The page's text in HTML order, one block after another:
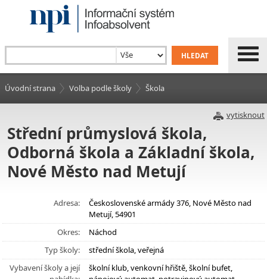
Úvodní strana Volba podle školy Škola
vytisknout
Střední průmyslová škola,
Odborná škola a Základní škola,
Nové Město nad Metují
Adresa:
Československé armády 376, Nové Město nad
Metují, 54901
Okres:
Náchod
Typ školy:
střední škola, veřejná
Vybavení školy a její
školní klub, venkovní hřiště, školní bufet,